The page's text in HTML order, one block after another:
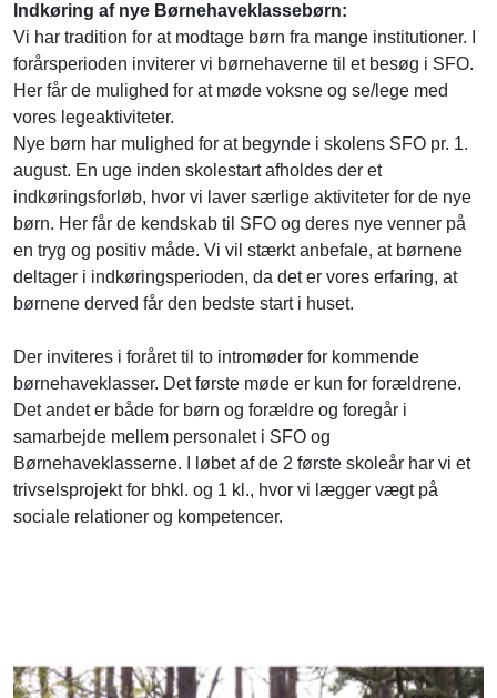
Indkøring af nye Børnehaveklassebørn:
Vi har tradition for at modtage børn fra mange institutioner. I
forårsperioden inviterer vi børnehaverne til et besøg i SFO.
Her får de mulighed for at møde voksne og se/lege med
vores legeaktiviteter.
Nye børn har mulighed for at begynde i skolens SFO pr. 1.
august. En uge inden skolestart afholdes der et
indkøringsforløb, hvor vi laver særlige aktiviteter for de nye
børn. Her får de kendskab til SFO og deres nye venner på
en tryg og positiv måde. Vi vil stærkt anbefale, at børnene
deltager i indkøringsperioden, da det er vores erfaring, at
børnene derved får den bedste start i huset.
Der inviteres i foråret til to intromøder for kommende
børnehaveklasser. Det første møde er kun for forældrene.
Det andet er både for børn og forældre og foregår i
samarbejde mellem personalet i SFO og
Børnehaveklasserne. I løbet af de 2 første skoleår har vi et
trivselsprojekt for bhkl. og 1 kl., hvor vi lægger vægt på
sociale relationer og kompetencer.